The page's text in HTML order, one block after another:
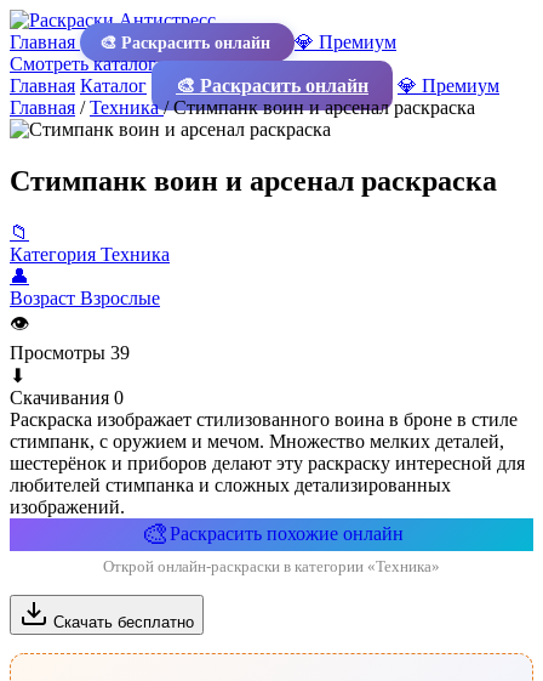
Главная 🎨 Раскрасить онлайн
💎 Премиум
Смотреть каталог
Главная Каталог 🎨 Раскрасить онлайн
💎 Премиум
Главная /Техника/Стимпанк воин и арсенал раскраска
Стимпанк воин и арсенал раскраска
📁
Категория Техника
👤
Возраст Взрослые
👁
Просмотры 39
⬇
Скачивания 0
Раскраска изображает стилизованного воина в броне в стиле
стимпанк, с оружием и мечом. Множество мелких деталей,
шестерёнок и приборов делают эту раскраску интересной для
любителей стимпанка и сложных детализированных
изображений.
🎨Раскрасить похожие онлайн
Открой онлайн-раскраски в категории «Техника»
Скачать бесплатно